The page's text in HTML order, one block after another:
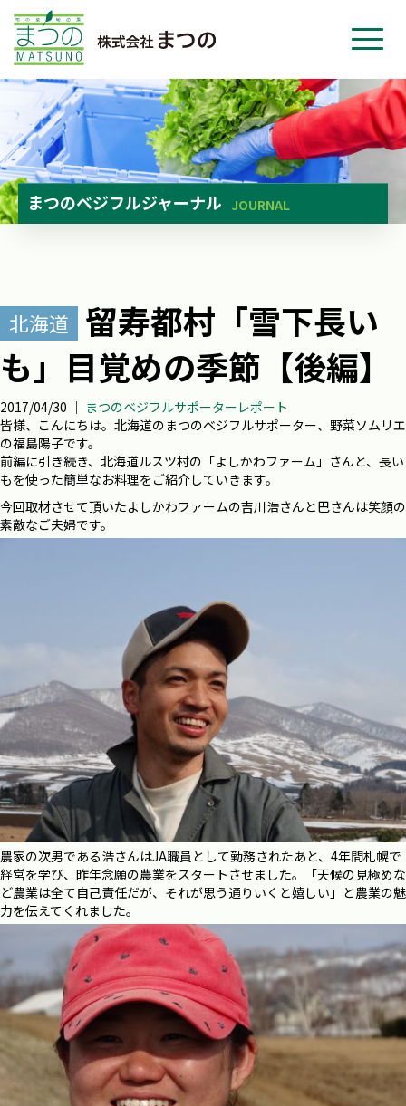
まつのベジフルジャーナル JOURNAL
北海道
留寿都村「雪下長い
も」目覚めの季節【後編】
2017/04/30 ｜ まつのベジフルサポーターレポート
皆様、こんにちは。北海道のまつのベジフルサポーター、野菜ソムリエ
の福島陽子です。
前編に引き続き、北海道ルスツ村の「よしかわファーム」さんと、長い
もを使った簡単なお料理をご紹介していきます。
今回取材させて頂いたよしかわファームの吉川浩さんと巴さんは笑顔の
素敵なご夫婦です。
農家の次男である浩さんはJA職員として勤務されたあと、 4年間札幌で
経営を学び、昨年念願の農業をスタートさせました。「天候の見極めな
ど農業は全て自己責任だが、それが思う通りいくと嬉しい」と農業の魅
力を伝えてくれました。
ホーム
事業紹介
会社紹介
ニュース
お問い合わせ